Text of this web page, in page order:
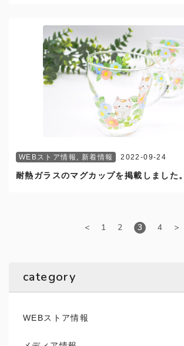
WEBストア情報 , 新着情報 2022-09-24
耐熱ガラスのマグカップを掲載しました。
< 1 2 3 4 >
category
WEBストア情報